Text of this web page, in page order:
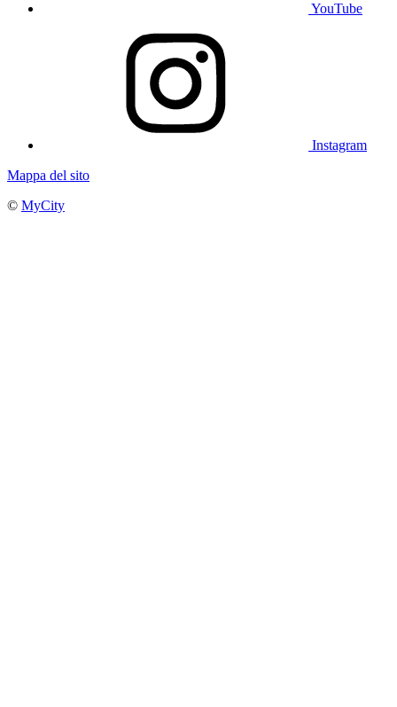
YouTube
Instagram
Mappa del sito
© MyCity